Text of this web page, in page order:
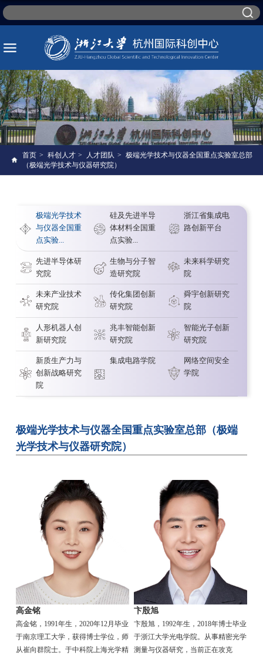
首页 > 科创人才 > 人才团队 > 极端光学技术与仪器全国重点实验室总部
（极端光学技术与仪器研究院）
极端光学技术
与仪器全国重
点实验...
硅及先进半导
体材料全国重
点实验...
浙江省集成电
路创新平台
先进半导体研
究院
生物与分子智
造研究院
未来科学研究
院
未来产业技术
研究院
传化集团创新
研究院
舜宇创新研究
院
人形机器人创
新研究院
兆丰智能创新
研究院
智能光子创新
研究院
新质生产力与
创新战略研究
院
集成电路学院
网络空间安全
学院
极端光学技术与仪器全国重点实验室总部（极端
光学技术与仪器研究院）
高金铭
高金铭，1991年生，2020年12月毕业
于南京理工大学，获得博士学位，师
从崔向群院士。于中科院上海光学精
卞殷旭
卞殷旭，1992年生，2018年博士毕业
于浙江大学光电学院。从事精密光学
测量与仪器研究，当前正在攻克